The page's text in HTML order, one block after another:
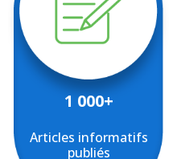
1 000+
Articles informatifs
publiés